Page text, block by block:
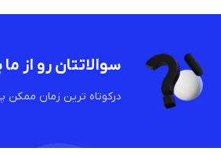
سوالاتتان رو از
درکوتاه ترین زمان ممکن